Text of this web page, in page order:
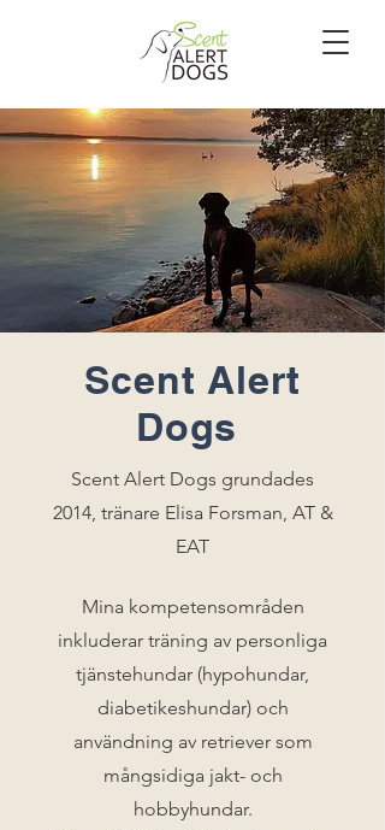
Scent Alert
Dogs
Scent Alert Dogs grundades
2014, tränare Elisa Forsman, AT &
EAT
Mina kompetensområden
inkluderar träning av personliga
tjänstehundar (hypohundar,
diabetikeshundar) och
användning av retriever som
mångsidiga jakt- och
hobbyhundar.